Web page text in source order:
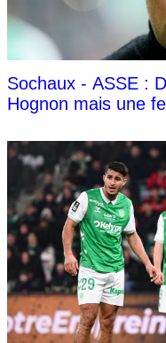
Sochaux - ASSE :
Hognon mais une